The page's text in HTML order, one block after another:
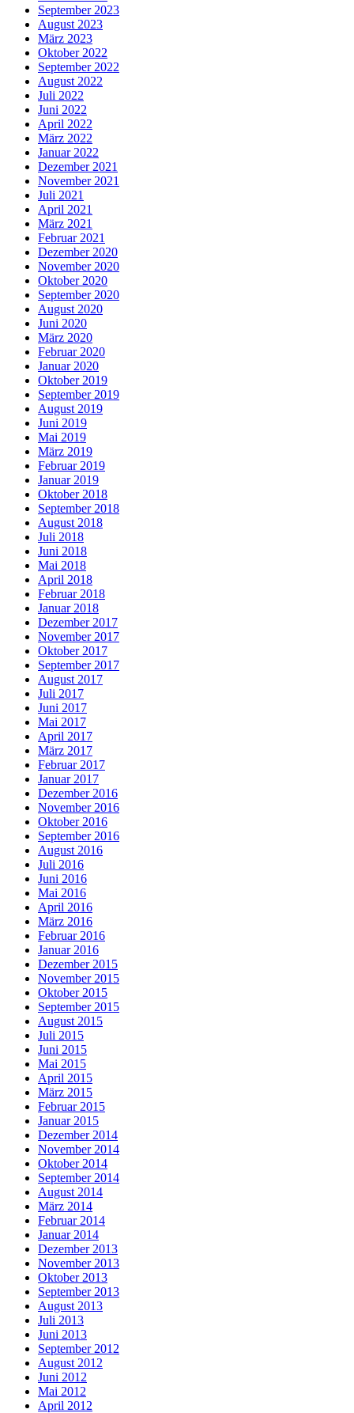
September 2023
August 2023
März 2023
Oktober 2022
September 2022
August 2022
Juli 2022
Juni 2022
April 2022
März 2022
Januar 2022
Dezember 2021
November 2021
Juli 2021
April 2021
März 2021
Februar 2021
Dezember 2020
November 2020
Oktober 2020
September 2020
August 2020
Juni 2020
März 2020
Februar 2020
Januar 2020
Oktober 2019
September 2019
August 2019
Juni 2019
Mai 2019
März 2019
Februar 2019
Januar 2019
Oktober 2018
September 2018
August 2018
Juli 2018
Juni 2018
Mai 2018
April 2018
Februar 2018
Januar 2018
Dezember 2017
November 2017
Oktober 2017
September 2017
August 2017
Juli 2017
Juni 2017
Mai 2017
April 2017
März 2017
Februar 2017
Januar 2017
Dezember 2016
November 2016
Oktober 2016
September 2016
August 2016
Juli 2016
Juni 2016
Mai 2016
April 2016
März 2016
Februar 2016
Januar 2016
Dezember 2015
November 2015
Oktober 2015
September 2015
August 2015
Juli 2015
Juni 2015
Mai 2015
April 2015
März 2015
Februar 2015
Januar 2015
Dezember 2014
November 2014
Oktober 2014
September 2014
August 2014
März 2014
Februar 2014
Januar 2014
Dezember 2013
November 2013
Oktober 2013
September 2013
August 2013
Juli 2013
Juni 2013
September 2012
August 2012
Juni 2012
Mai 2012
April 2012